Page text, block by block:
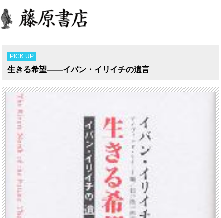
PICK UP
生きる希望――イバン・イリイチの遺言